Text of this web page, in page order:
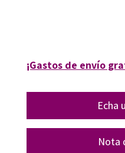
¡Gastos de envío
Echa
Nota